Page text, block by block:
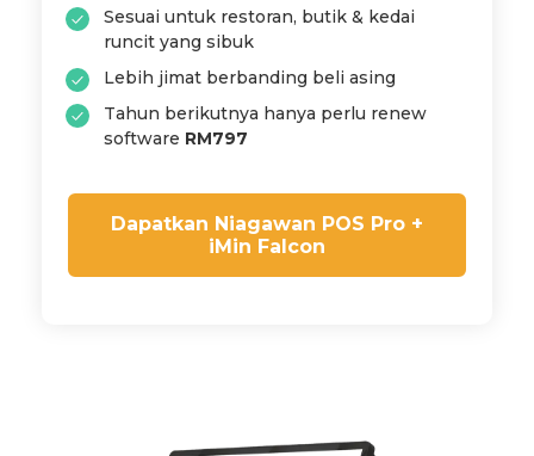
Sesuai untuk restoran, butik & kedai
runcit yang sibuk
Lebih jimat berbanding beli asing
Tahun berikutnya hanya perlu renew
software RM797
Dapatkan Niagawan POS Pro +
iMin Falcon